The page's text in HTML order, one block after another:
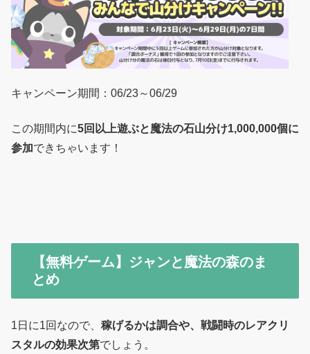
キャンペーン期間：06/23～06/29
この期間内に5回以上遊ぶと魔法の石山分け1,000,000個に
参加できちゃいます！
【無料ゲーム】ジャンと魔法の森のま
とめ
1日に1回なので、 稼げるかは調合や、戦闘時のレアクリ
スタルの効果次第でしょう。